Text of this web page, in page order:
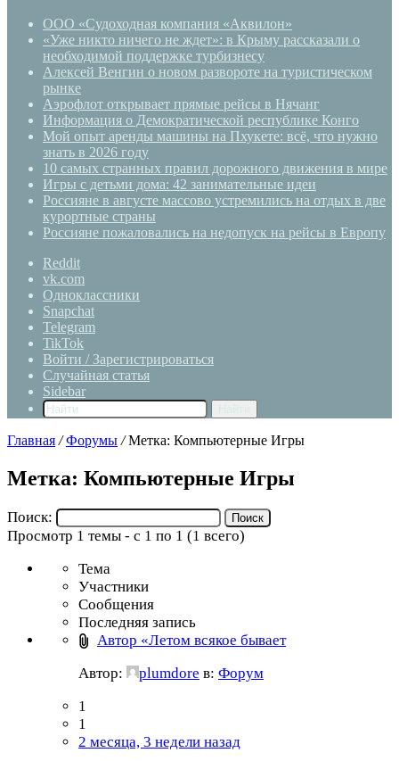
ООО «Судоходная компания «Аквилон»
«Уже никто ничего не ждет»: в Крыму рассказали о
необходимой поддержке турбизнесу
Алексей Венгин о новом развороте на туристическом
рынке
Аэрофлот открывает прямые рейсы в Нячанг
Информация о Демократической республике Конго
Мой опыт аренды машины на Пхукете: всё, что нужно
знать в 2026 году
10 самых странных правил дорожного движения в мире
Игры с детьми дома: 42 занимательные идеи
Россияне в августе массово устремились на отдых в две
курортные страны
Россияне пожаловались на недопуск на рейсы в Европу
Reddit
vk.com
Одноклассники
Snapchat
Telegram
TikTok
Войти / Зарегистрироваться
Случайная статья
Sidebar
Главная / Форумы / Метка: Компьютерные Игры
Метка: Компьютерные Игры
Поиск:
Просмотр 1 темы - с 1 по 1 (1 всего)
Тема
Участники
Сообщения
Последняя запись
Автор «Летом всякое бывает
Автор:
plumdore в: Форум
1
1
2 месяца, 3 недели назад